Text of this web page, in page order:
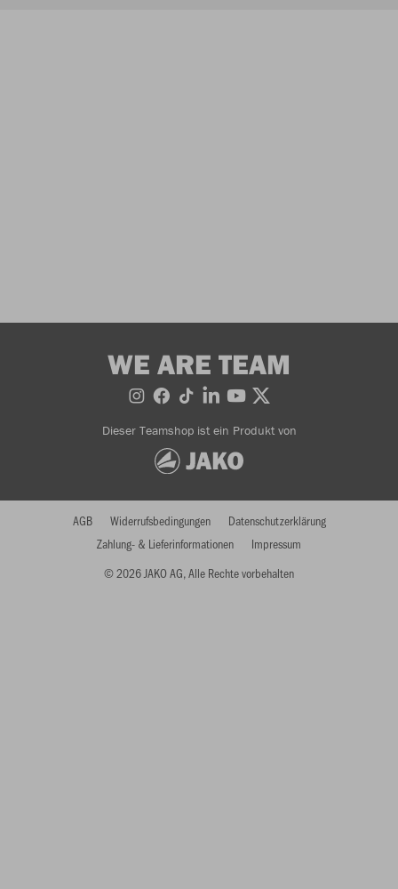
WE ARE TEAM
Dieser Teamshop ist ein Produkt von
© 2026 JAKO AG, Alle Rechte vorbehalten
AGB Widerrufsbedingungen
Datenschutzerklärung
Zahlung- & Lieferinformationen
Impressum